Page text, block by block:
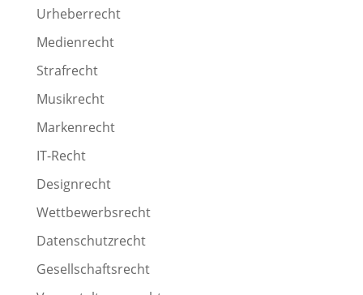
Urheberrecht
Medienrecht
Strafrecht
Musikrecht
Markenrecht
IT-Recht
Designrecht
Wettbewerbsrecht
Datenschutzrecht
Gesellschaftsrecht